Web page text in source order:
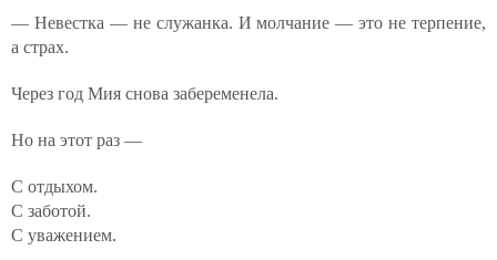
— Невестка — не служанка. И молчание — это не терпение,
а страх.
Через год Мия снова забеременела.
Но на этот раз —
С отдыхом.
С заботой.
С уважением.